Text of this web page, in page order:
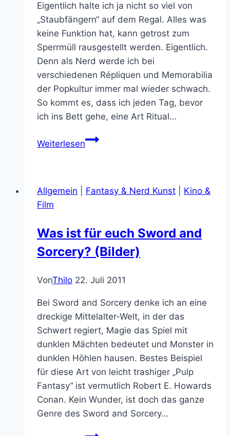
Eigentlich halte ich ja nicht so viel von
„Staubfängern“ auf dem Regal. Alles was
keine Funktion hat, kann getrost zum
Sperrmüll rausgestellt werden. Eigentlich.
Denn als Nerd werde ich bei
verschiedenen Répliquen und Memorabilia
der Popkultur immer mal wieder schwach.
So kommt es, dass ich jeden Tag, bevor
ich ins Bett gehe, eine Art Ritual…
WeiterlesenDie
der
Allgemein Fantasy & Nerd Kunst
Kino &
Film
Was ist für euch Sword and
Sorcery? (Bilder)
VonThilo 22. Juli 2011
Bei Sword and Sorcery denke ich an eine
dreckige Mittelalter-Welt, in der das
Schwert regiert, Magie das Spiel mit
dunklen Mächten bedeutet und Monster in
dunklen Höhlen hausen. Bestes Beispiel
für diese Art von leicht trashiger „Pulp
Fantasy“ ist vermutlich Robert E. Howards
Conan. Kein Wunder, ist doch das ganze
Genre des Sword and Sorcery…